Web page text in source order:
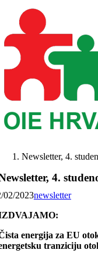
content
Newsletter, 4.
4.
02/2023newsletter
energija za EU
tranziciju